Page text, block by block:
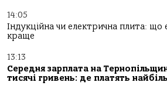
14:05
Індукційна чи електрична плита: що
краще
13:13
Середня зарплата на
тисячі гривень: де платять